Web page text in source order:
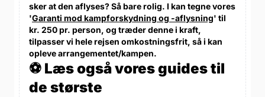
sker at den aflyses? Så bare rolig. I kan tegne vores
'Garanti mod kampforskydning og -aflysning' til
kr. 250 pr. person, og træder denne i kraft,
tilpasser vi hele rejsen omkostningsfrit, så i kan
opleve arrangementet/kampen.
⚽ Læs også vores guides til
de største